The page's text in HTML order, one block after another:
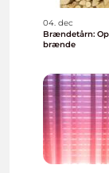
04. dec
Brændetårn:
brænde